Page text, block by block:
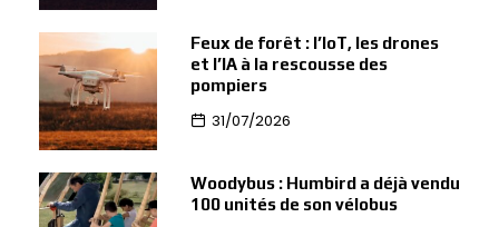
Feux de forêt : l’IoT, les drones
et l’IA à la rescousse des
pompiers
31/07/2026
Woodybus : Humbird a déjà vendu
100 unités de son vélobus